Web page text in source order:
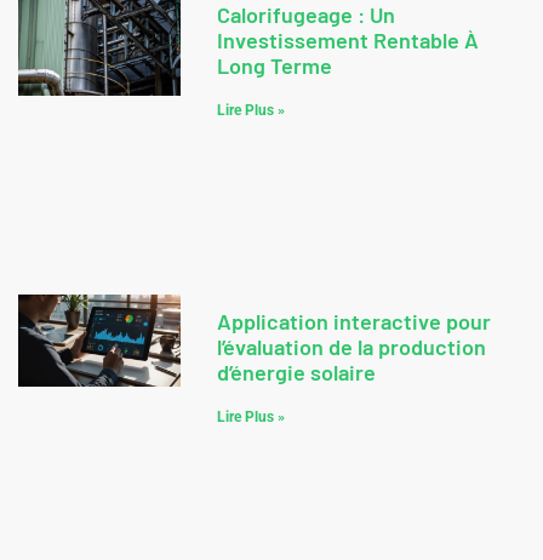
Calorifugeage : Un
Investissement Rentable À
Long Terme
Lire Plus »
Application interactive pour
l’évaluation de la production
d’énergie solaire
Lire Plus »